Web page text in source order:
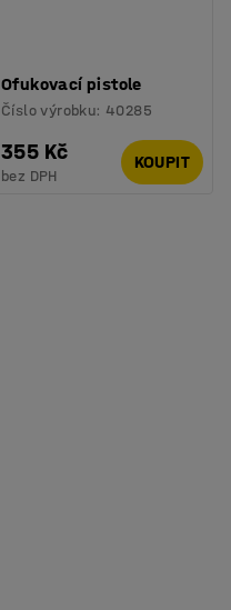
Ofukovací pistole
Číslo výrobku: 40285
355 Kč
bez DPH
KOUPIT